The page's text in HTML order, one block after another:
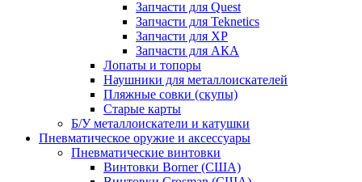
Запчасти для Quest
Запчасти для Teknetics
Запчасти для XP
Запчасти для АКА
Лопаты и топоры
Наушники для металлоискателей
Пляжные совки (скупы)
Старые карты
Б/У металлоискатели и катушки
Пневматическое оружие и аксессуары
Пневматические винтовки
Винтовки Borner (США)